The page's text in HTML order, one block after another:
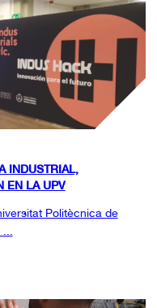
INDUSTRIAL,
EN LA UPV
Politècnica de